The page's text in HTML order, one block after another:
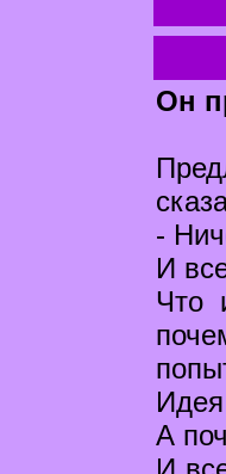
Он
-
И
Что
А